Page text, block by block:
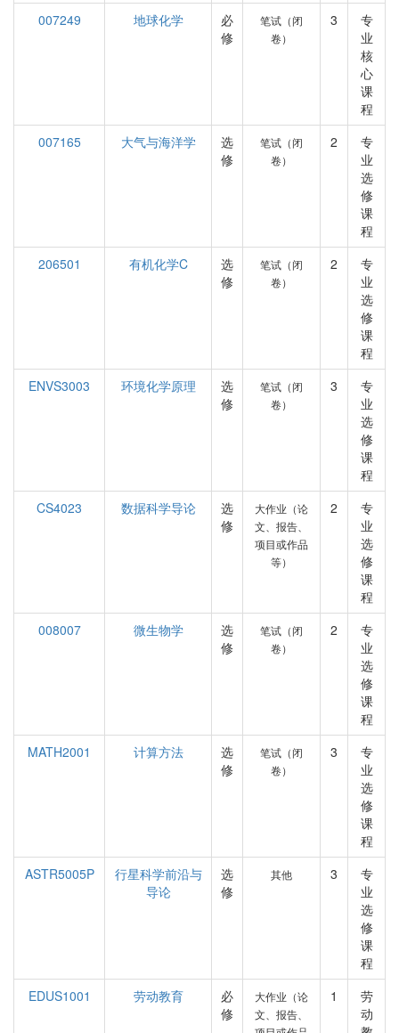
007249 地球化学
必
修
笔试（闭
卷）
3
专
业
核
心
课
程
007165
大气与海洋学
选
修
笔试（闭
卷）
2
专
业
选
修
课
程
206501
有机化学C
选
修
笔试（闭
卷）
2
专
业
选
修
课
程
ENVS3003
环境化学原理
选
修
笔试（闭
卷）
3
专
业
选
修
课
程
CS4023
数据科学导论
选
修
大作业（论
文、报告、
项目或作品
等）
2
专
业
选
修
课
程
008007
微生物学
选
修
笔试（闭
卷）
2
专
业
选
修
课
程
MATH2001
计算方法
选
修
笔试（闭
卷）
3
专
业
选
修
课
程
ASTR5005P
行星科学前沿与
导论
选
修
其他 3
专
业
选
修
课
程
EDUS1001
劳动教育
必
修
大作业（论
文、报告、
1
劳
动